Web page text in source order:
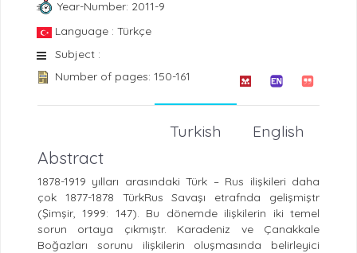
Year-Number: 2011-9
Language : Türkçe
Subject :
Number of pages: 150-161
English
Turkish
Abstract
1878-1919 yılları arasındaki Türk – Rus ilişkileri daha
çok 1877-1878 TürkRus Savaşı etrafnda gelişmiştr
(Şimşir, 1999: 147). Bu dönemde ilişkilerin iki temel
sorun ortaya çıkmıştr. Karadeniz ve Çanakkale
Boğazları sorunu ilişkilerin oluşmasında belirleyici